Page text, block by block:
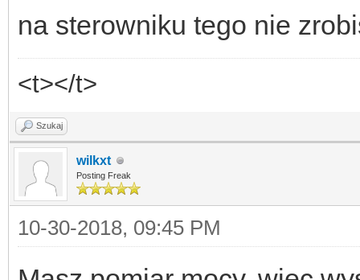
na sterowniku tego nie
<t></t>
Szukaj
wilkxt
Posting Freak
10-30-2018, 09:45 PM